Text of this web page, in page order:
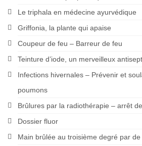
Le triphala en médecine ayurvédique
Griffonia, la plante qui apaise
Coupeur de feu – Barreur de feu
Teinture d’iode, un merveilleux
Infections hivernales – Prévenir et
poumons
Brûlures par la radiothérapie – arrêt
Dossier fluor
Main brûlée au troisième degré par de